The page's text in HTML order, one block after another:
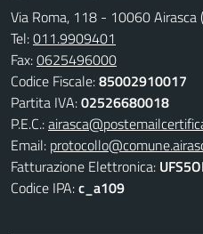
Via Roma, 118 - 10060 Airasca
Tel:011.9909401
Fax:0625496000
Codice Fiscale:85002910017
Partita IVA:02526680018
P.E.C.:
Email:
Fatturazione Elettronica:
Codice IPA:c_a109